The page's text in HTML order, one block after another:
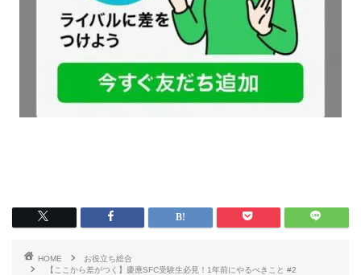
HOME
お役立ち総合
【ここから差がつく】慶應SFC受験生必見！1年前にやるべきこと #2